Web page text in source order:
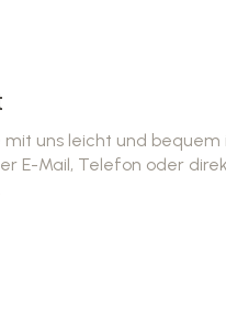
mit uns leicht und bequem
E-Mail, Telefon oder